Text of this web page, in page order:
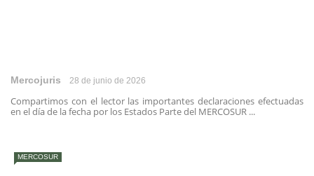
Mercojuris 28 de junio de 2026
Compartimos con el lector las importantes declaraciones efectuadas
en el día de la fecha por los Estados Parte del MERCOSUR ...
MERCOSUR